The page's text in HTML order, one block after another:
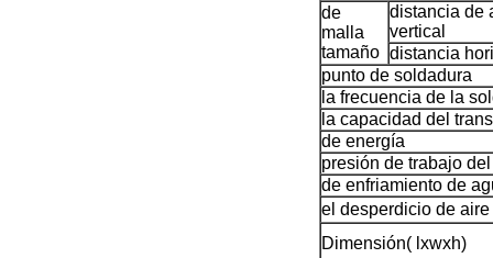
de
malla
tamaño
distancia de
vertical
distancia
punto de soldadura
la frecuencia de la
la capacidad del
de energía
presión de trabajo
de enfriamiento de
el desperdicio de
Dimensión( lxwxh)